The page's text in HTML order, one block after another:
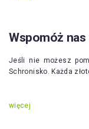
Wspomóż nas
Jeśli nie możesz
Schronisko. Każda
więcej